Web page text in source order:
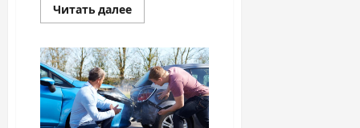
Читать далееПрочитать
больше
стоит
покупать
качественные
снеки
и
сладости